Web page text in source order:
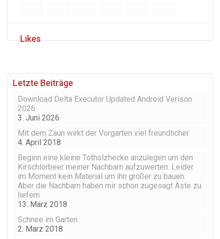
Likes
Letzte Beiträge
Download Delta Executor Updated Android Verison
2026
3. Juni 2026
Mit dem Zaun wirkt der Vorgarten viel freundlicher
4. April 2018
Beginn eine kleine Totholzhecke anzulegen um den
Kirschlorbeer meiner Nachbarn aufzuwerten. Leider
im Moment kein Material um ihn größer zu bauen.
Aber die Nachbarn haben mir schon zugesagt Äste zu
liefern
13. März 2018
Schnee im Garten
2. März 2018